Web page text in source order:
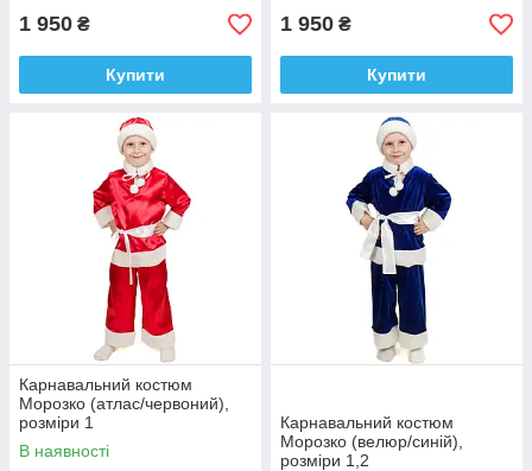
1 950 ₴
Купити
1 950 ₴
Купити
Карнавальний костюм
Морозко (атлас/червоний),
розміри 1
В наявності
Карнавальний костюм
Морозко (велюр/синій),
розміри 1,2